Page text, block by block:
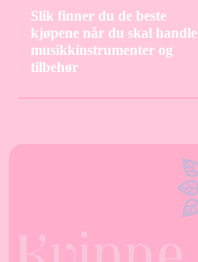
Slik finner du de beste
kjøpene når du skal handle
musikkinstrumenter og
tilbehør